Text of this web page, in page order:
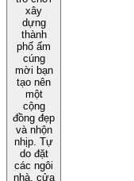
xây
dựng
thành
phố ấm
cúng
mời bạn
tạo nên
một
cộng
đồng đẹp
và nhộn
nhịp. Tự
do đặt
các ngôi
nhà, cửa